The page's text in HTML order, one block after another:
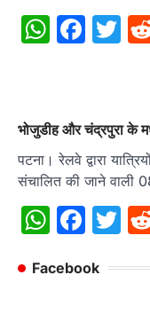
भोजुडीह और चंद्रपुरा के
पटना। रेलवे द्वारा
संचालित की जाने
Facebook